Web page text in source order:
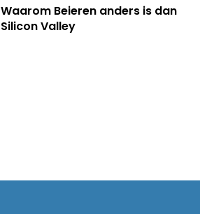
Waarom Beieren anders is dan
Silicon Valley